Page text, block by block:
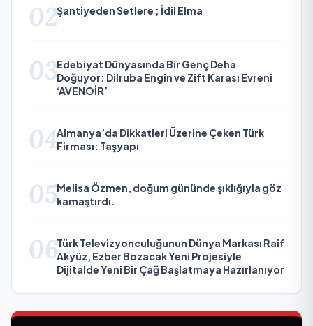
02Şantiyeden Setlere ; İdil Elma
03Edebiyat Dünyasında Bir Genç Deha
Doğuyor: Dilruba Engin ve Zift Karası Evreni
‘AVENOİR’
04Almanya’da Dikkatleri Üzerine Çeken Türk
Firması: Taşyapı
05Melisa Özmen, doğum gününde şıklığıyla göz
kamaştırdı.
06Türk Televizyonculuğunun Dünya Markası Raif
Akyüz, Ezber Bozacak Yeni Projesiyle
Dijitalde Yeni Bir Çağ Başlatmaya Hazırlanıyor